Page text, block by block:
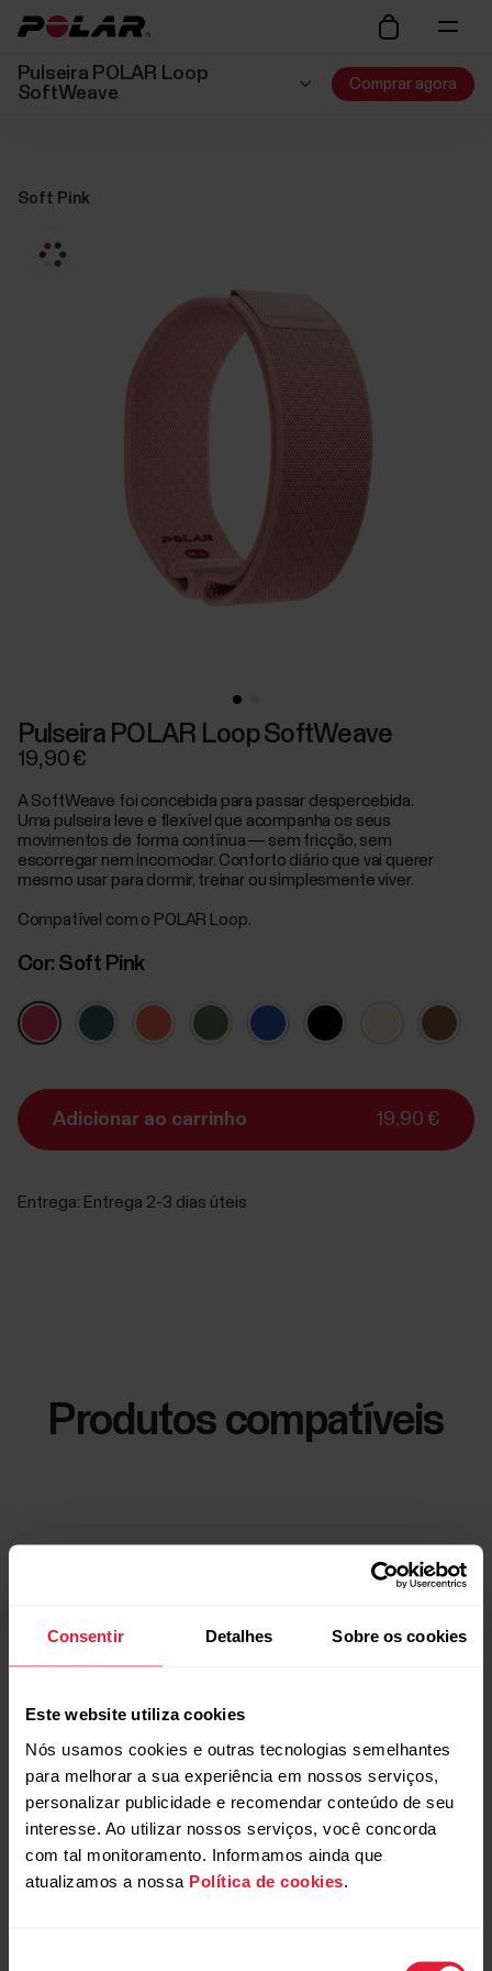
Consentir Detalhes Sobre os cookies
Este website utiliza cookies
Nós usamos cookies e outras tecnologias semelhantes
para melhorar a sua experiência em nossos serviços,
personalizar publicidade e recomendar conteúdo de seu
interesse. Ao utilizar nossos serviços, você concorda
com tal monitoramento. Informamos ainda que
atualizamos a nossa Política de cookies
Pulseira POLAR Loop
SoftWeave
Comprar agora
Soft Pink
Pulseira POLAR Loop SoftWeave
19,90 €
A SoftWeave foi concebida para passar despercebida.
Uma pulseira leve e flexível que acompanha os seus
movimentos de forma contínua — sem fricção, sem
escorregar nem incomodar. Conforto diário que vai querer
mesmo usar para dormir, treinar ou simplesmente viver.
Compatível com o POLAR Loop.
Cor: Soft Pink
Adicionar ao carrinho 19,90 €
Entrega: Entrega 2-3 dias úteis
Produtos compatíveis